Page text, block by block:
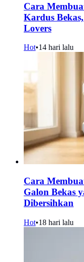
Cara
Kardus
Lovers
Hot•14 hari lalu
Cara
Galon Bekas
Dibersihkan
Hot•18 hari lalu